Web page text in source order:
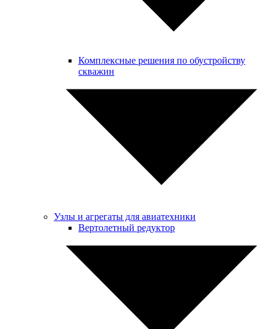
Комплексные решения по обустройству
скважин
Узлы и агрегаты для авиатехники
Вертолетный редуктор